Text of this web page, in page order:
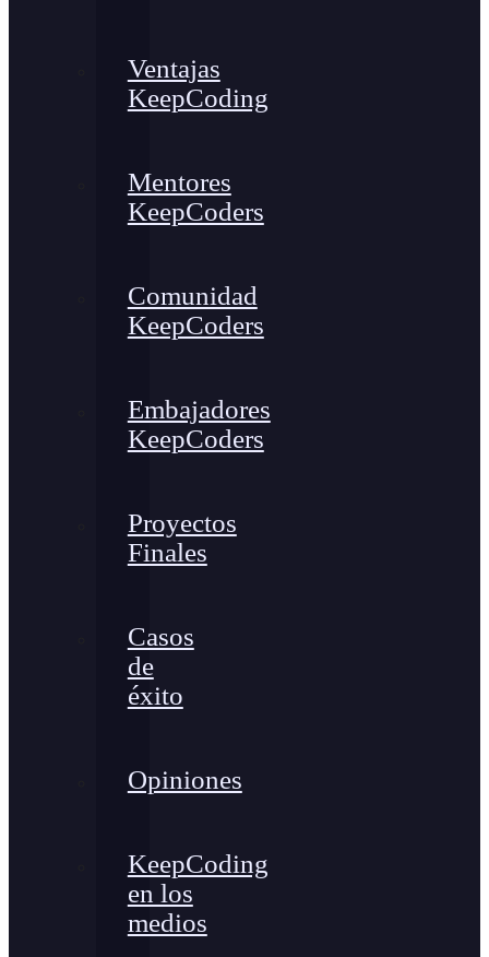
Ventajas
KeepCoding
Mentores
KeepCoders
Comunidad
KeepCoders
Embajadores
KeepCoders
Proyectos
Finales
Casos
de
éxito
Opiniones
KeepCoding
en los
medios